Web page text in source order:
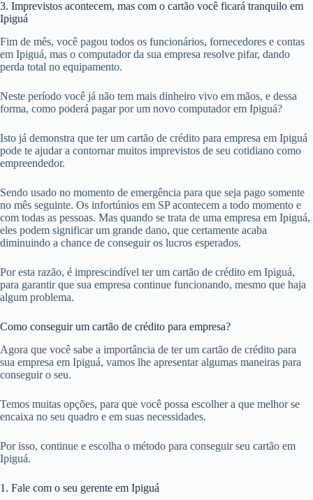
3. Imprevistos acontecem, mas com o cartão você ficará tranquilo em
Ipiguá
Fim de mês, você pagou todos os funcionários, fornecedores e contas
em Ipiguá, mas o computador da sua empresa resolve pifar, dando
perda total no equipamento.
Neste período você já não tem mais dinheiro vivo em mãos, e dessa
forma, como poderá pagar por um novo computador em Ipiguá?
Isto já demonstra que ter um cartão de crédito para empresa em Ipiguá
pode te ajudar a contornar muitos imprevistos de seu cotidiano como
empreendedor.
Sendo usado no momento de emergência para que seja pago somente
no mês seguinte. Os infortúnios em SP acontecem a todo momento e
com todas as pessoas. Mas quando se trata de uma empresa em Ipiguá,
eles podem significar um grande dano, que certamente acaba
diminuindo a chance de conseguir os lucros esperados.
Por esta razão, é imprescindível ter um cartão de crédito em Ipiguá,
para garantir que sua empresa continue funcionando, mesmo que haja
algum problema.
Como conseguir um cartão de crédito para empresa?
Agora que você sabe a importância de ter um cartão de crédito para
sua empresa em Ipiguá, vamos lhe apresentar algumas maneiras para
conseguir o seu.
Temos muitas opções, para que você possa escolher a que melhor se
encaixa no seu quadro e em suas necessidades.
Por isso, continue e escolha o método para conseguir seu cartão em
Ipiguá.
1. Fale com o seu gerente em Ipiguá